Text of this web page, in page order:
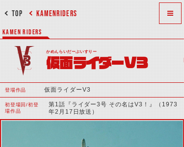
KAMENRIDERS
TOP
KAMEN RIDERS
かめんらいだーぶいすりー
仮面ライダーV3
登場作品 仮面ライダーV3
初登場回/初登
場作品
第1話『ライダー3号 その名はV3！』（1973
年2月17日放送）